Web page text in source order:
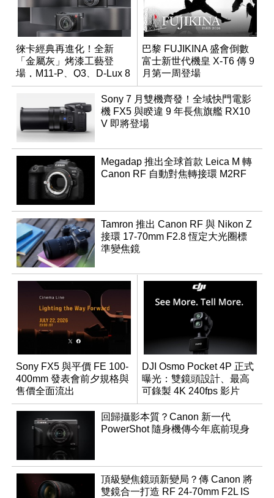
徠卡經典再進化！全新
「金屬灰」烤漆工藝登
場，M11-P、Q3、D-Lux 8
領銜換裝
巴黎 FUJIKINA 盛會倒數
富士新世代機皇 X-T6 傳 9
月第一周登場
Sony 7 月雙機齊發！全域快門電影
機 FX5 與睽違 9 年長焦旗艦 RX10
V 即將登場
Megadap 推出全球首款 Leica M 轉
Canon RF 自動對焦轉接環 M2RF
Tamron 推出 Canon RF 與 Nikon Z
接環 17-70mm F2.8 恆定大光圈標
準變焦鏡
Sony FX5 與平價 FE 100-
400mm 發表會前夕規格與
售價全面流出
DJI Osmo Pocket 4P 正式
曝光：雙鏡頭設計、最高
可錄製 4K 240fps 影片
回歸攝影本質？Canon 新一代
PowerShot 隨身機傳今年底前現身
頂級變焦鏡頭新變局？傳 Canon 將
雙鏡合一打造 RF 24-70mm F2L IS